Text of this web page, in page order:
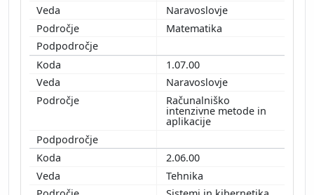
Naravoslovje
Matematika
1.07.00
Naravoslovje
Računalniško
intenzivne metode in
aplikacije
2.06.00
Tehnika